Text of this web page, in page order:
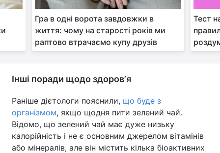
Гра в одні ворота завдовжки в
життя: чому на старості років ми
раптово втрачаємо купу друзів
Тест
Інші поради щодо здоровʼя
Раніше дієтологи пояснили, що буде з
організмом, якщо щодня пити зелений чай.
Відомо, що зелений чай має дуже низьку
калорійність і не є основним джерелом вітамінів
або мінералів, але він містить кілька біоактивних